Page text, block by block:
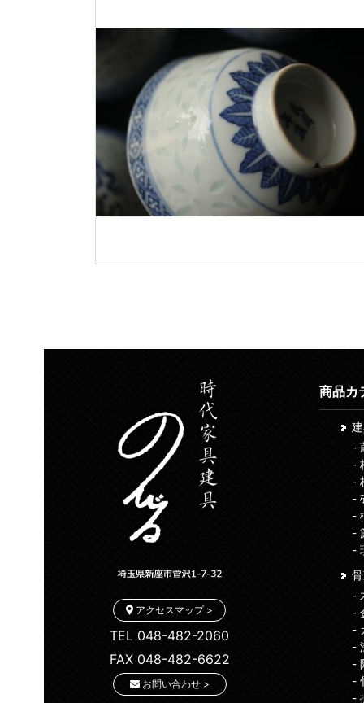
アクセスマップ >
TEL 048-482-2060
FAX 048-482-6622
お問い合わせ >
商品カ
-
-
-
-
-
-
-
-
-
-
-
-
-
-